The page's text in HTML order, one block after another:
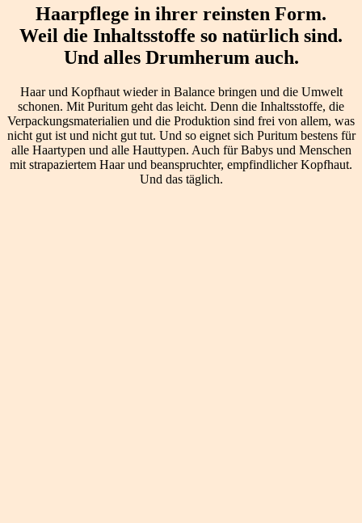
Haarpflege in ihrer reinsten Form.
Weil die Inhaltsstoffe so natürlich sind.
Und alles Drumherum auch.
Haar und Kopfhaut wieder in Balance bringen und die Umwelt
schonen. Mit Puritum geht das leicht. Denn die Inhaltsstoffe, die
Verpackungsmaterialien und die Produktion sind frei von allem, was
nicht gut ist und nicht gut tut. Und so eignet sich Puritum bestens für
alle Haartypen und alle Hauttypen. Auch für Babys und Menschen
mit strapaziertem Haar und beanspruchter, empfindlicher Kopfhaut.
Und das täglich.